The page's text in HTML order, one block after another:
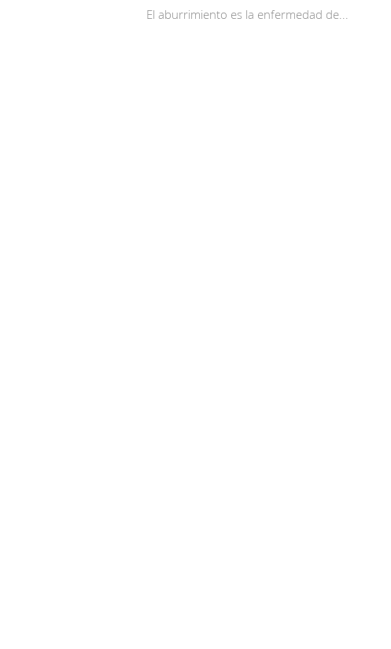
El aburrimiento es la enfermedad de...